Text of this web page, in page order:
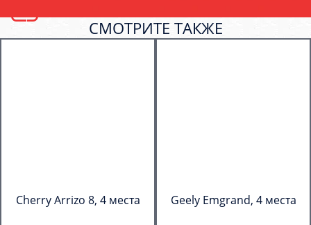
СМОТРИТЕ ТАКЖЕ
Cherry Arrizo 8, 4 места Geely Emgrand, 4 места